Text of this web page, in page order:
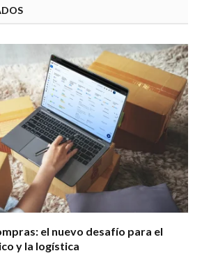
el nuevo desafío para el
y la logística